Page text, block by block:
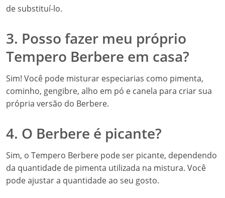
de substituí-lo.
3. Posso fazer meu próprio
Tempero Berbere em casa?
Sim! Você pode misturar especiarias como pimenta,
cominho, gengibre, alho em pó e canela para criar sua
própria versão do Berbere.
4. O Berbere é picante?
Sim, o Tempero Berbere pode ser picante, dependendo
da quantidade de pimenta utilizada na mistura. Você
pode ajustar a quantidade ao seu gosto.